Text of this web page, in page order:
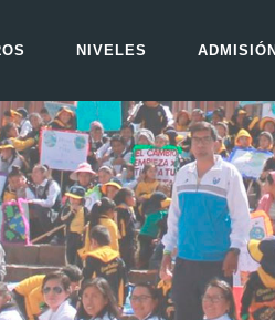
NIVELES ADMISIÓN